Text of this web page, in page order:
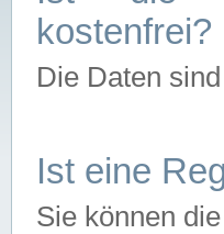
kostenfrei?
Die Daten
Ist eine
Sie können